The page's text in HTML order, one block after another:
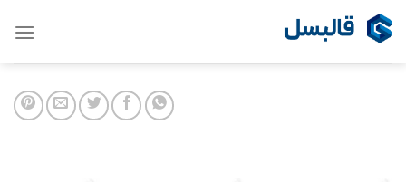
Skip